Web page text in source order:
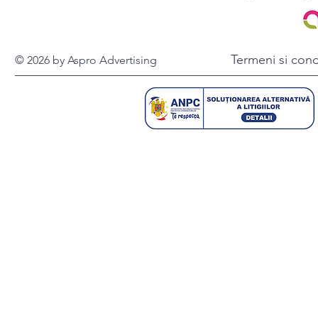
© 2026 by Aspro Advertising Termeni si